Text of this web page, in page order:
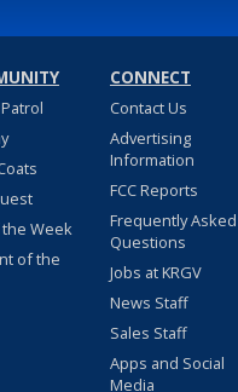
Week
of the
CONNECT
Contact Us
Advertising
Information
FCC Reports
Frequently Asked
Questions
Jobs at KRGV
News Staff
Sales Staff
Apps and Social
Media